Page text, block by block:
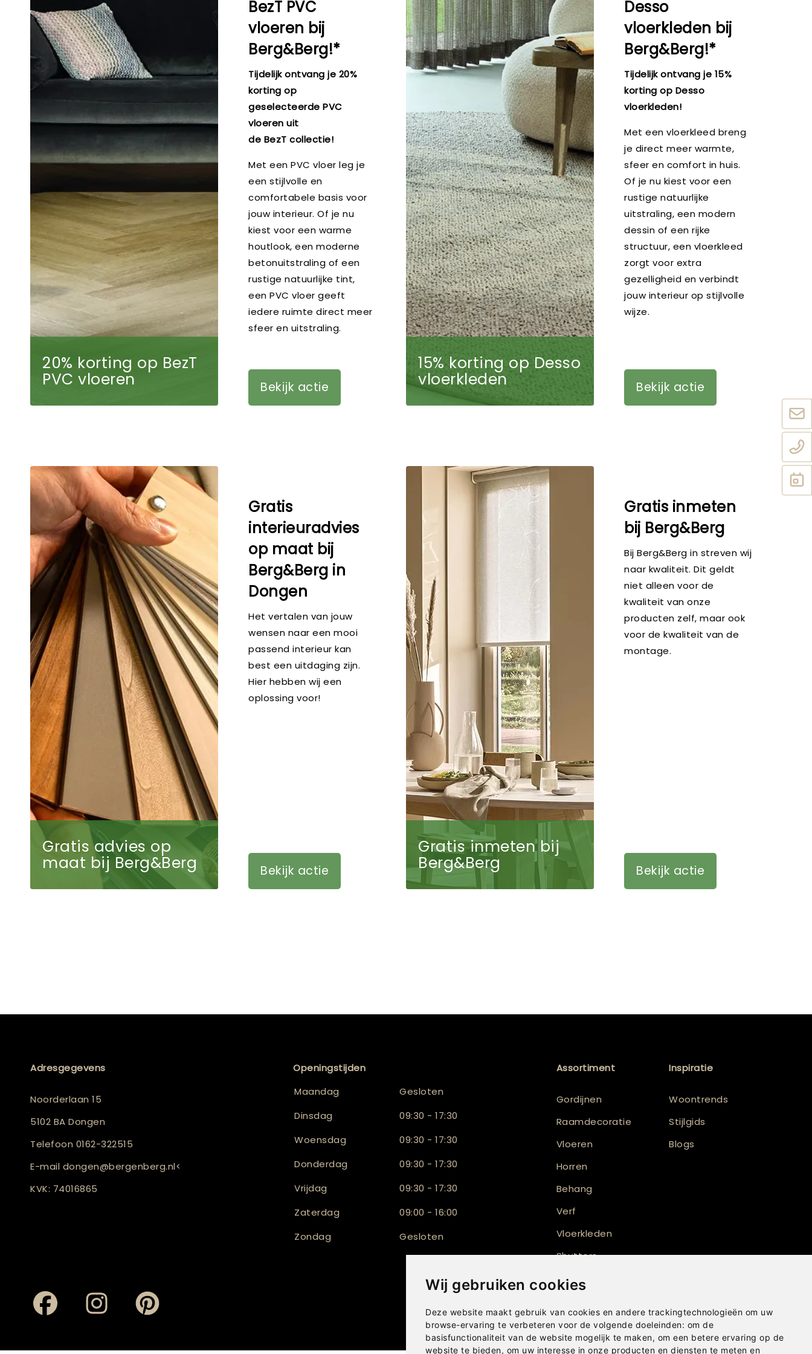
Wij gebruiken cookies
Deze website maakt gebruik van cookies en andere trackingtechnologieën om uw
browse-ervaring te verbeteren voor de volgende doeleinden: om de
basisfunctionaliteit van de website mogelijk te maken, om een betere ervaring op de
website te bieden, om uw interesse in onze producten en diensten te meten en
20% korting op BezT
PVC vloeren
BezT PVC
vloeren bij
Berg&Berg!*
Tijdelijk ontvang je 20%
korting op
geselecteerde PVC
vloeren uit
de BezT collectie!
Met een PVC vloer leg je
een stijlvolle en
comfortabele basis voor
jouw interieur. Of je nu
kiest voor een warme
houtlook, een moderne
betonuitstraling of een
rustige natuurlijke tint,
een PVC vloer geeft
iedere ruimte direct meer
sfeer en uitstraling.
Bekijk actie
15% korting op Desso
vloerkleden
Desso
vloerkleden bij
Berg&Berg!*
Tijdelijk ontvang je 15%
korting op Desso
vloerkleden!
Met een vloerkleed breng
je direct meer warmte,
sfeer en comfort in huis.
Of je nu kiest voor een
rustige natuurlijke
uitstraling, een modern
dessin of een rijke
structuur, een vloerkleed
zorgt voor extra
gezelligheid en verbindt
jouw interieur op stijlvolle
wijze.
Bekijk actie
Gratis advies op
maat bij Berg&Berg
Gratis
interieuradvies
op maat bij
Berg&Berg in
Dongen
Het vertalen van jouw
wensen naar een mooi
passend interieur kan
best een uitdaging zijn.
Hier hebben wij een
oplossing voor!
Bekijk actie
Gratis inmeten bij
Berg&Berg
Gratis inmeten
bij Berg&Berg
Bij Berg&Berg in streven wij
naar kwaliteit. Dit geldt
niet alleen voor de
kwaliteit van onze
producten zelf, maar ook
voor de kwaliteit van de
montage.
Bekijk actie
Adresgegevens
Noorderlaan 15
5102 BA Dongen
Telefoon 0162-322515
E-mail dongen@bergenberg.nl<
KVK: 74016865
Openingstijden
Maandag
Gesloten
Dinsdag
09:30 - 17:30
Woensdag
09:30 - 17:30
Donderdag
09:30 - 17:30
Vrijdag
09:30 - 17:30
Zaterdag
09:00 - 16:00
Zondag
Gesloten
Assortiment
Gordijnen
Raamdecoratie
Vloeren
Horren
Behang
Verf
Vloerkleden
Shutters
Inspiratie
Woontrends
Stijlgids
Blogs